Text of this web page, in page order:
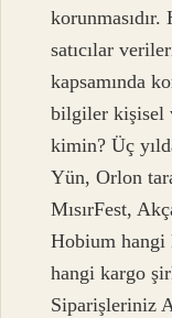
korunmasıdır.
satıcılar
kapsamında
bilgiler kişisel
kimin? Üç
Yün, Orlon
MısırFest,
Hobium hangi
hangi kargo
Siparişleriniz